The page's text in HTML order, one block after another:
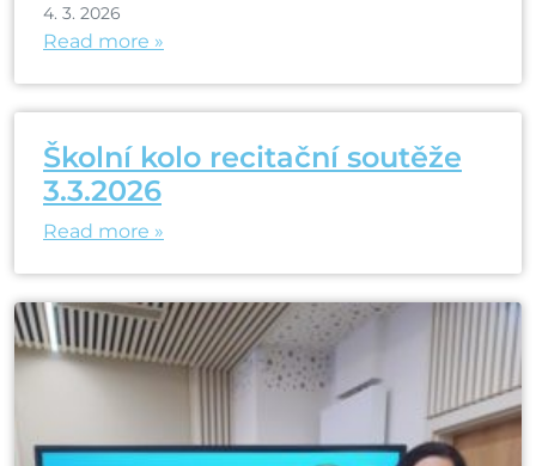
4. 3. 2026
Read more »
Školní kolo recitační soutěže
3.3.2026
Read more »